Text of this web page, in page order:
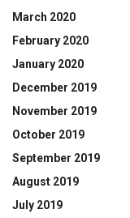
March 2020
February 2020
January 2020
December 2019
November 2019
October 2019
September 2019
August 2019
July 2019